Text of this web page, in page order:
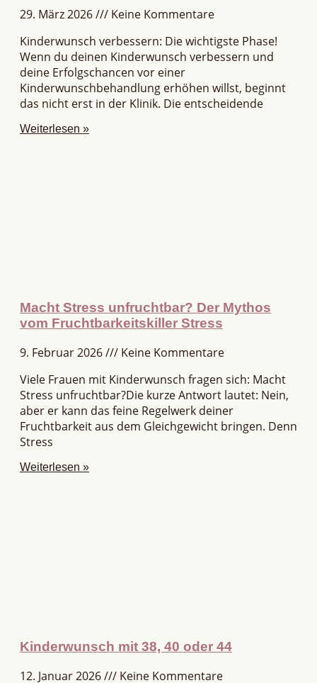
29. März 2026
Keine Kommentare
Kinderwunsch verbessern: Die wichtigste Phase!
Wenn du deinen Kinderwunsch verbessern und
deine Erfolgschancen vor einer
Kinderwunschbehandlung erhöhen willst, beginnt
das nicht erst in der Klinik. Die entscheidende
Weiterlesen »
Macht Stress unfruchtbar? Der Mythos
vom Fruchtbarkeitskiller Stress
9. Februar 2026
Keine Kommentare
Viele Frauen mit Kinderwunsch fragen sich: Macht
Stress unfruchtbar?Die kurze Antwort lautet: Nein,
aber er kann das feine Regelwerk deiner
Fruchtbarkeit aus dem Gleichgewicht bringen. Denn
Stress
Weiterlesen »
Kinderwunsch mit 38, 40 oder 44
12. Januar 2026 Keine Kommentare